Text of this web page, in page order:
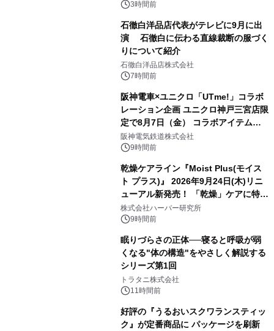
3時間前
石徹白洋品店代表がテレビに9月に出
演 石徹白に伝わる直線裁断の服づく
りについて紹介
石徹白洋品店株式会社
7時間前
阪神電車×ユニクロ「UTme!」コラボ
レーション企画 ユニクロ神戸三宮店限
定で8月7日（金） コラボアイテムが
発売決定！
阪神電気鉄道株式会社
9時間前
乾燥ケアライン『Moist Plus(モイス
ト プラス)』 2026年9月24日(木)リニ
ューアル新発売！ 「乾燥」ケアに特化
し、ライン使いで潤いに満ちた肌へ
株式会社ハーバー研究所
9時間前
眠りづらさの正体──寝ると呼吸が弱
くなる"体の構造"をやさしく解説する
シリーズ第1回
トラタニ株式会社
11時間前
好評の『うるおいスクワランスティッ
ク』が定番商品に パッケージを刷新